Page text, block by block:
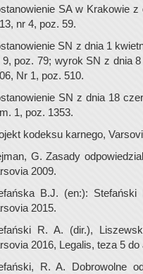
SA w Krakowie
nr 4, poz. 59.
SN z dnia 1
9, poz. 79; wyrok SN z dnia
Nr 1, poz. 510.
SN z dnia 18
1, poz. 1353.
kodeksu karnego,
G. Zasady
2009.
B.J. (en:):
2015.
R. A. (dir.),
2016, Legalis, teza 5 do
R. A. Dobrowolne